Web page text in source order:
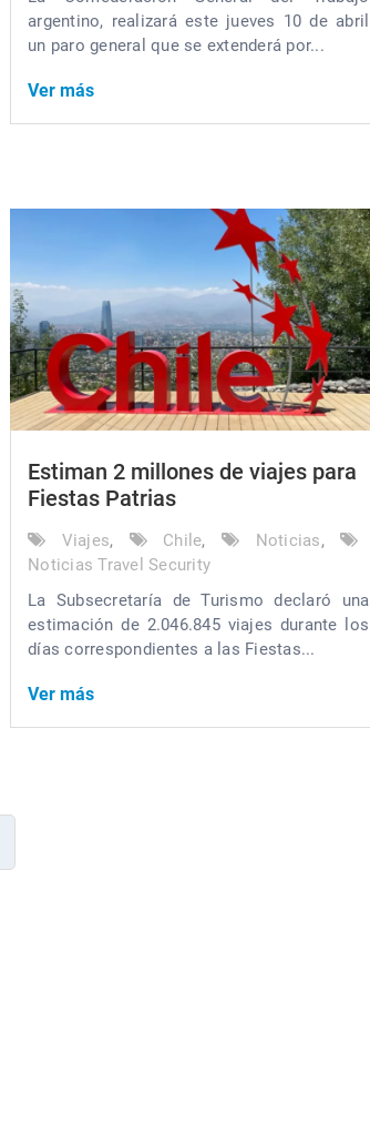
argentino, realizará este jueves 10 de abril
un paro general que se extenderá por...
Ver más
Estiman 2 millones de viajes para
Fiestas Patrias
Viajes, Chile, Noticias,
Noticias Travel Security
La Subsecretaría de Turismo declaró una
estimación de 2.046.845 viajes durante los
días correspondientes a las Fiestas...
Ver más